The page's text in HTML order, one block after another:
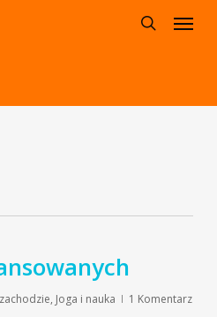
Menu
, Joga i nauka 1 Komentarz